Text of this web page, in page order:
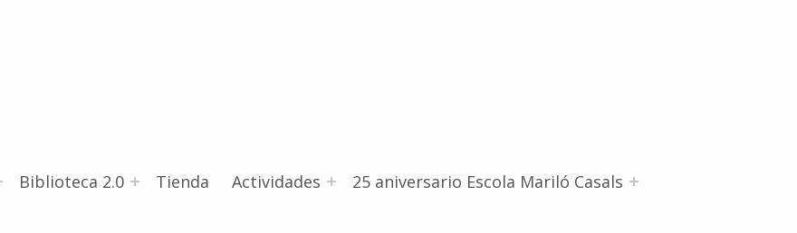
Biblioteca 2.0 Tienda Actividades 25 aniversario Escola Mariló Casals